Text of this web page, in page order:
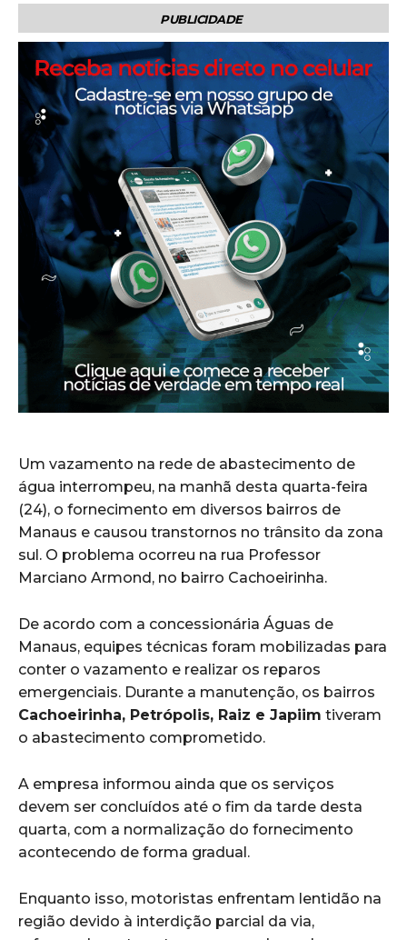
PUBLICIDADE
Um vazamento na rede de abastecimento de
água interrompeu, na manhã desta quarta-feira
(24), o fornecimento em diversos bairros de
Manaus e causou transtornos no trânsito da zona
sul. O problema ocorreu na rua Professor
Marciano Armond, no bairro Cachoeirinha.
De acordo com a concessionária Águas de
Manaus, equipes técnicas foram mobilizadas para
conter o vazamento e realizar os reparos
emergenciais. Durante a manutenção, os bairros
Cachoeirinha, Petrópolis, Raiz e Japiim tiveram
o abastecimento comprometido.
A empresa informou ainda que os serviços
devem ser concluídos até o fim da tarde desta
quarta, com a normalização do fornecimento
acontecendo de forma gradual.
Enquanto isso, motoristas enfrentam lentidão na
região devido à interdição parcial da via,